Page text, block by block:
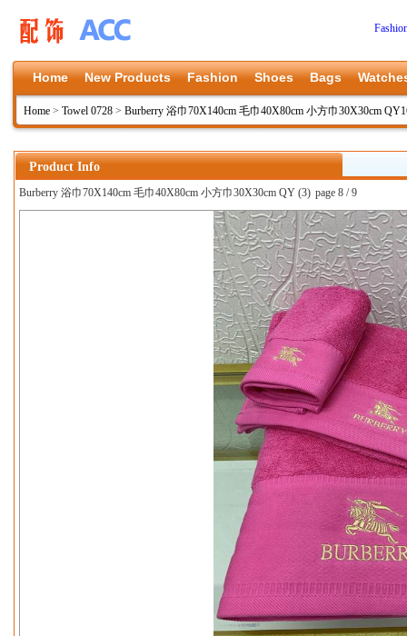
Home New Products Fashion Shoes Bags
Home > Towel 0728 > Burberry 浴巾70X140cm 毛巾40X80cm 小方巾30X30cm
Product Info
Burberry 浴巾70X140cm 毛巾40X80cm 小方巾30X30cm QY (3) page 8 / 9
上一张
下一张